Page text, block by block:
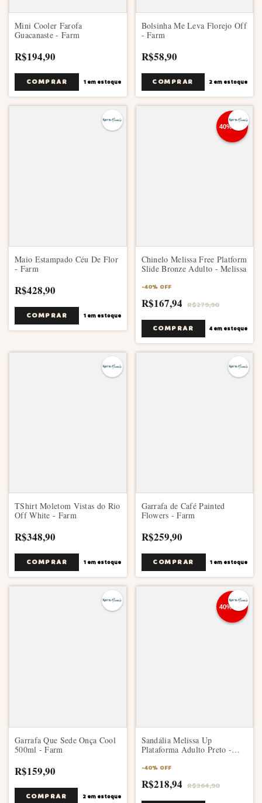
Mini Cooler Farofa
Guacanaste - Farm
R$194,90
1em estoque
Bolsinha Me Leva Florejo Off
- Farm
R$58,90
2 em estoque
Maio Estampado Céu De Flor
- Farm
R$428,90
COMPRAR 1em estoque
Chinelo Melissa Free Platform
Slide Bronze Adulto - Melissa
-40% OFF
R$167,94 R$279,90
COMPRAR 4 em estoque
TShirt Moletom Vistas do Rio
Off White - Farm
R$348,90
COMPRAR 1em estoque
Garrafa de Café Painted
Flowers - Farm
R$259,90
1 em estoque
Garrafa Que Sede Onça Cool
500ml - Farm
R$159,90
2em estoque
Sandália Melissa Up
Plataforma Adulto Preto -
-40% OFF
R$218,94 R$364,90